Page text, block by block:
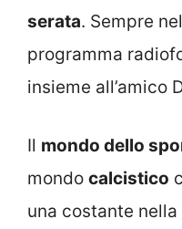
serata. Sempre
programma
insieme all’amico
Il mondo dello
mondo calcistico
una costante